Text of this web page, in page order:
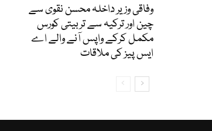
وفاقی وزیر داخلہ محسن نقوی سے
چین اور ترکیہ سے تربیتی کورس
مکمل کرکے واپس آنے والے اے
ایس پیز کی ملاقات